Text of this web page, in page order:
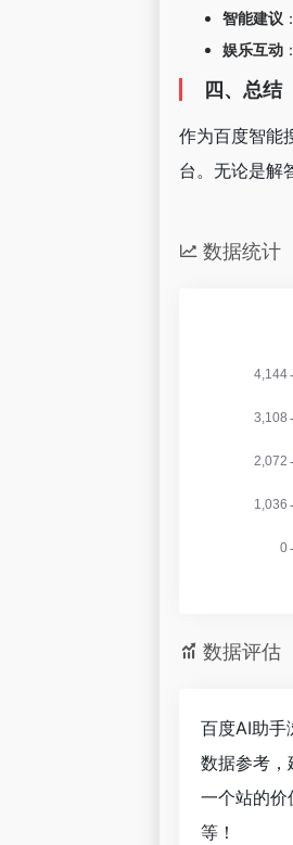
智能建议
娱乐互动
四、总结
作为百度智能
台。无论是解
数据统计
数据评估
百度AI助手
数据参考，
一个站的价
等！